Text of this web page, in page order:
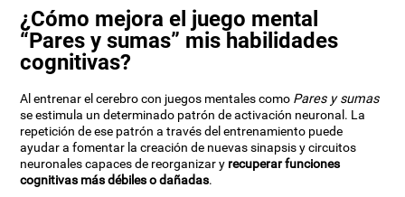
¿Cómo mejora el juego mental
“Pares y sumas” mis habilidades
cognitivas?
Al entrenar el cerebro con juegos mentales como Pares y sumas
se estimula un determinado patrón de activación neuronal. La
repetición de ese patrón a través del entrenamiento puede
ayudar a fomentar la creación de nuevas sinapsis y circuitos
neuronales capaces de reorganizar y recuperar funciones
cognitivas más débiles o dañadas.